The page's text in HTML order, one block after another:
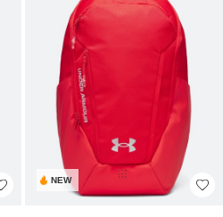
NEW